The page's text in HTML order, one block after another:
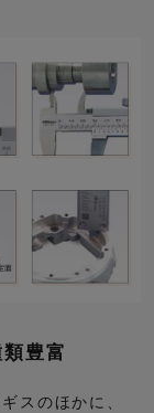
豊富
スのほかに、